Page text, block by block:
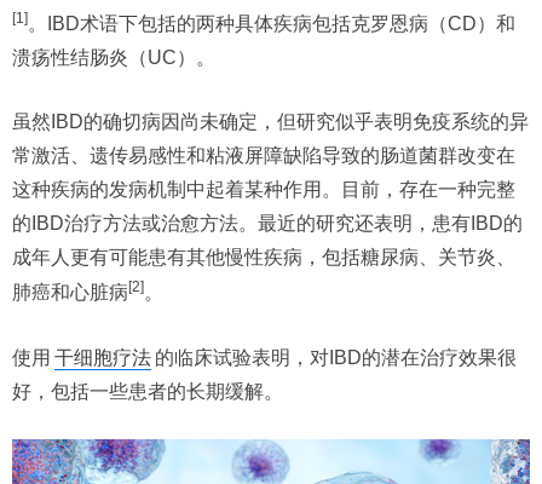
[1] 。IBD术语下包括的两种具体疾病包括克罗恩病（CD）和
溃疡性结肠炎（UC）。
虽然IBD的确切病因尚未确定，但研究似乎表明免疫系统的异
常激活、遗传易感性和粘液屏障缺陷导致的肠道菌群改变在
这种疾病的发病机制中起着某种作用。目前，存在一种完整
的IBD治疗方法或治愈方法。最近的研究还表明，患有IBD的
成年人更有可能患有其他慢性疾病，包括糖尿病、关节炎、
肺癌和心脏病 [2]。
使用 干细胞疗法 的临床试验表明，对IBD的潜在治疗效果很
好，包括一些患者的长期缓解。